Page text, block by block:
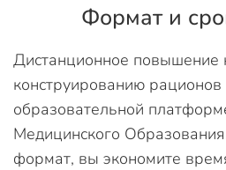
Формат и
Дистанционное повышение
конструированию
образовательной
Медицинского
формат, вы экономите